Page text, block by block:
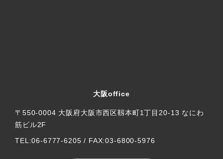
大阪office
〒550-0004 大阪府大阪市西区靱本町1丁目20-13 なにわ
筋ビル2F
TEL:06-6777-6205 / FAX:03-6800-5976